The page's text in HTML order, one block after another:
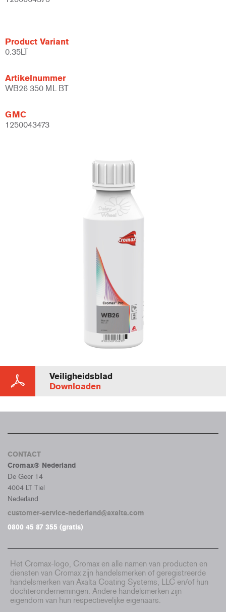
Product Variant
0.35LT
Artikelnummer
WB26 350 ML BT
GMC
1250043473
Veiligheidsblad
Downloaden
CONTACT
Cromax® Nederland
De Geer 14
4004 LT Tiel
Nederland
customer-service-nederland@axalta.com
0800 45 87 355 (gratis)
Het Cromax-logo, Cromax en alle namen van producten en
diensten van Cromax zijn handelsmerken of geregistreerde
handelsmerken van Axalta Coating Systems, LLC en/of hun
dochterondernemingen. Andere handelsmerken zijn
eigendom van hun respectievelijke eigenaars.